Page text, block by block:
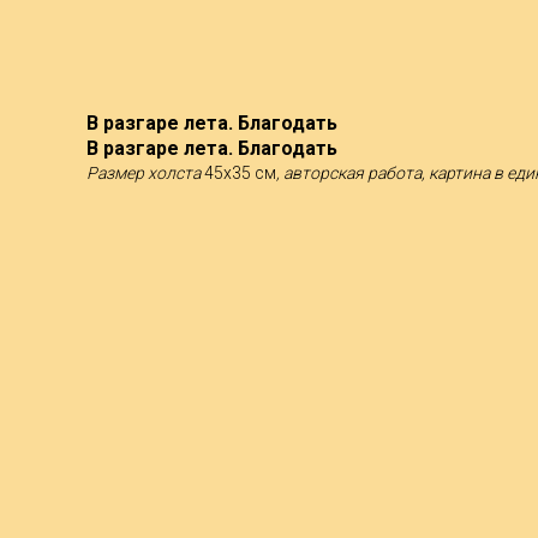
В разгаре лета. Благодать
В разгаре лета. Благодать
Размер холста45х35 см, авторская работа, картина в